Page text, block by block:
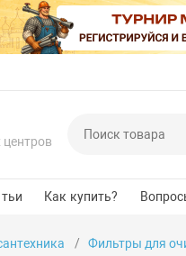
Как купить?
Фильтры для